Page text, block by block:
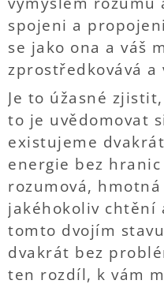
spojeni a
se jako ona a váš
zprostředkovává
Je to úžasné
to je uvědomovat
existujeme
energie bez
rozumová, hmotná
jakéhokoliv chtění
tomto dvojím
dvakrát bez
ten rozdíl, k vám